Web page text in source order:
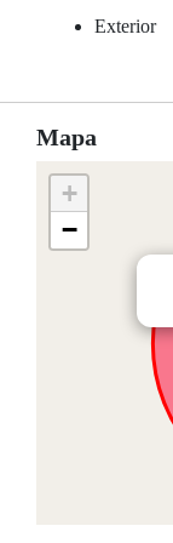
Exterior
Mapa
+
−